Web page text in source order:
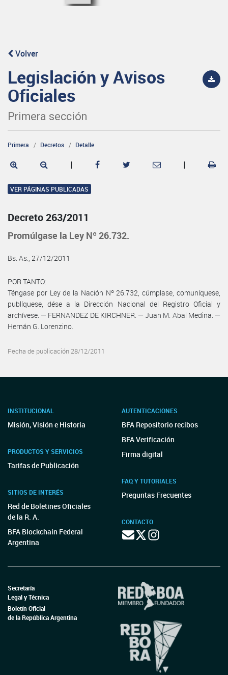
Volver
Legislación y Avisos
Oficiales
Primera sección
Primera Decretos Detalle
| |
VER PÁGINAS PUBLICADAS
Decreto 263/2011
Promúlgase la Ley Nº 26.732.
Bs. As., 27/12/2011
POR TANTO:
Téngase por Ley de la Nación Nº 26.732, cúmplase, comuníquese,
publíquese, dése a la Dirección Nacional del Registro Oficial y
archívese. — FERNANDEZ DE KIRCHNER. — Juan M. Abal Medina. —
Hernán G. Lorenzino.
Fecha de publicación 28/12/2011
INSTITUCIONAL
Misión, Visión e Historia
PRODUCTOS Y SERVICIOS
Tarifas de Publicación
SITIOS DE INTERÉS
Red de Boletines Oficiales
de la R. A.
BFA Blockchain Federal
Argentina
AUTENTICACIONES
BFA Repositorio recibos
BFA Verificación
Firma digital
FAQ Y TUTORIALES
Preguntas Frecuentes
CONTACTO
Secretaría
Legal y Técnica
Boletín Oficial
de la República Argentina